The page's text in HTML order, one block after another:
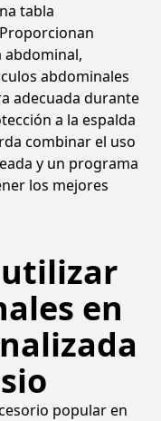
tabla
abdominal,
abdominales
adecuada durante
a la espalda
combinar el uso
y un programa
los mejores
utilizar
en
popular en